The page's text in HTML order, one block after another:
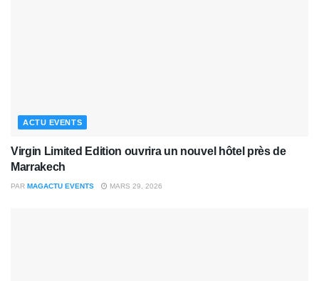
ACTU EVENTS
Virgin Limited Edition ouvrira un nouvel hôtel près de
Marrakech
PAR MAGACTU EVENTS MARS 29, 2026